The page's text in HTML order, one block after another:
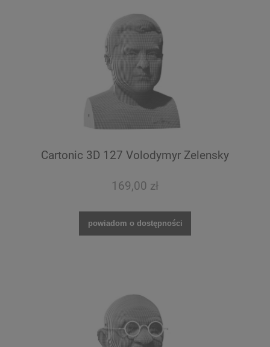
Cartonic 3D 127 Volodymyr Zelensky
169,00 zł
powiadom o dostępności